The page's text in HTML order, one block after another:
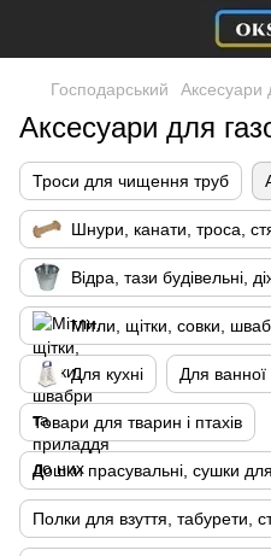
Господарський Аксесуари
Аксесуари для
Троси для чищення труб
Шнури, канати, троса,
Відра, тази будівельні,
Мітли, щітки, совки,
Для кухні Для ванної
Товари для тварин і птахів
Дошки прасувальні, сушки
Полки для взуття, табурети,